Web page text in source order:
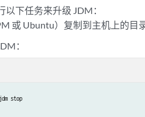
下任务来升级 JDM：
或 Ubuntu）复制到主机上的目
：
stop